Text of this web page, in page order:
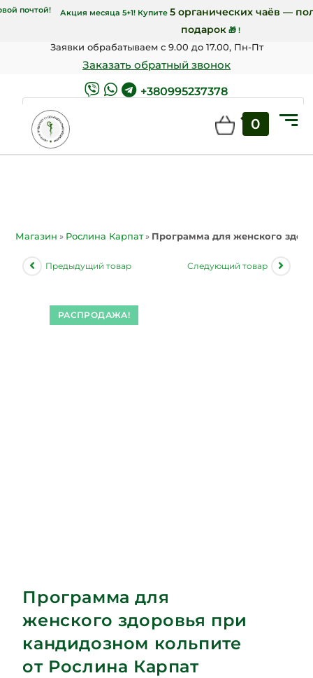
и от 7000 грн Новой почтой! Акция месяца 5+1! Купите5
Заявки обрабатываем с 9.00 до 17.00, Пн-Пт
Заказать обратный звонок
+380995237378
0
Магазин » Рослина Карпат» Программа для женского
РАСПРОДАЖА!
Предыдущий товар Следующий товар
Программа для
женского здоровья при
кандидозном кольпите
от Рослина Карпат